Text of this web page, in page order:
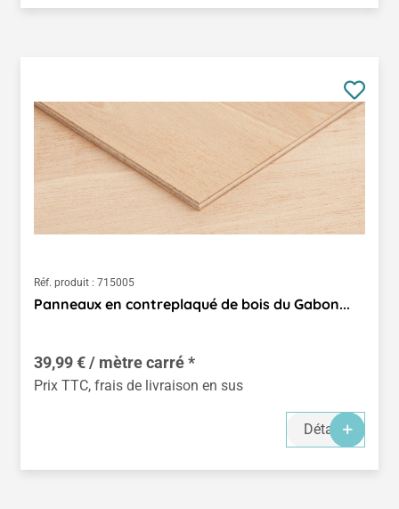
Réf. produit : 715005
Panneaux en contreplaqué de bois du Gabon...
39,99 € / mètre carré *
Prix TTC, frais de livraison en sus
Détails